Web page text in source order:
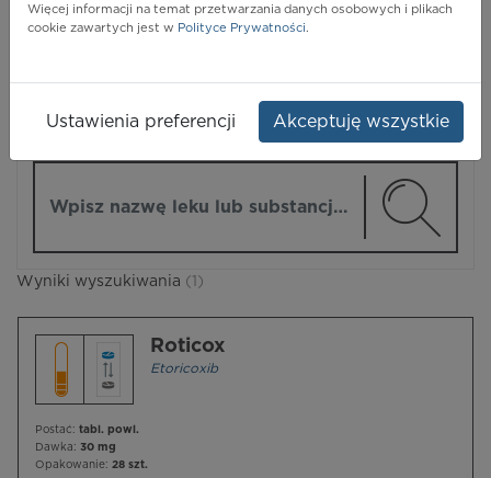
Wyniki wyszukiwania (1)
Roticox
Etoricoxib
Postać: tabl. powl.
Dawka: 30 mg
Opakowanie: 28 szt.
Więcej informacji na temat przetwarzania danych osobowych i plikach
cookie zawartych jest w Polityce Prywatności.
Ustawienia preferencji Akceptuję wszystkie